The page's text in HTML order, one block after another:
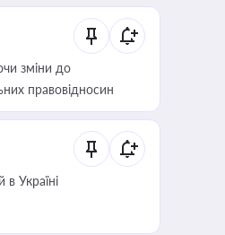
зміни до
правовідносин
в Україні